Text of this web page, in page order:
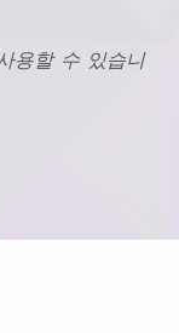
용할 수 있습니